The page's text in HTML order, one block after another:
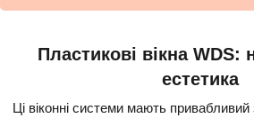
Пластикові вікна WDS:
естетика
Ці віконні системи мають привабливий